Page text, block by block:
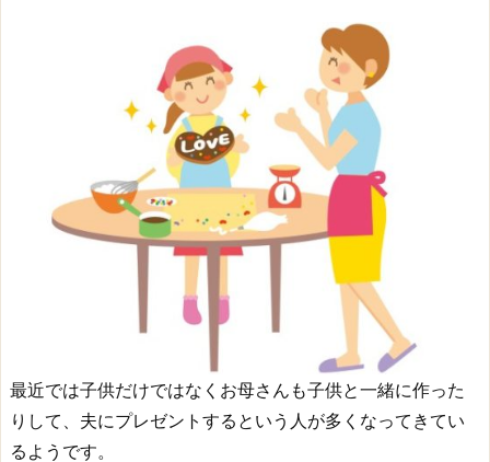
最近では子供だけではなくお母さんも子供と一緒に作った
りして、夫にプレゼントするという人が多くなってきてい
るようです。